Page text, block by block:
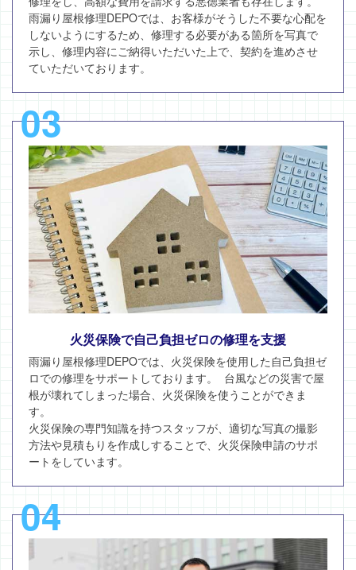
雨漏り屋根修理DEPOでは、お客様がそうした不要な心配を
しないようにするため、修理する必要がある箇所を写真で
示し、修理内容にご納得いただいた上で、契約を進めさせ
ていただいております。
03
火災保険で自己負担ゼロの修理を支援
雨漏り屋根修理DEPOでは、火災保険を使用した自己負担ゼ
ロでの修理をサポートしております。 台風などの災害で屋
根が壊れてしまった場合、火災保険を使うことができま
す。
火災保険の専門知識を持つスタッフが、適切な写真の撮影
方法や見積もりを作成しすることで、火災保険申請のサポ
ートをしています。
04